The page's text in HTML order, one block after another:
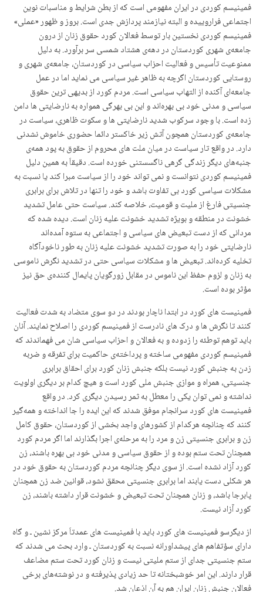
فمینیسم کوردی در ایران مفهومی است که از بطن شرایط و مناسبات نوین
اجتماعی فراروییده و البته نیازمند پردازش جدی است. بروز و ظهور «عملی»
فمینیسم کوردی نخستین بار توسط فعالان کورد حقوق زنان از درون
جامعەی شهری کوردستان در دهەی هشتاد شمسی سر برآورد. به دلیل
ممنوعیت تأسیس و فعالیت احزاب سیاسی در کوردستان، جامعەی شهری و
روستایی کوردستان اگرچە بە ظاهر غیر سیاسی می نماید اما در عمل
جامعەای آکندە از التهاب سیاسی است. مردم کورد از بدیهی ترین حقوق
سیاسی و مدنی خود بی بهرەاند و این بی بهرگی هموارە بە نارضایتی ها دامن
زدە است. با وجود سرکوب شدید نارضایتی ها و سکوت ظاهری، سیاست در
جامعەی کوردستان همچون آتش زیر خاکستر دائما حضوری خاموش نشدنی
دارد. در واقع تار سیاست در میان ملت های محروم از حقوق بە پود همەی
جنبەهای دیگر زندگی گرهی ناگسستنی خوردە است. دقیقاَ بە همین دلیل
فمینیسم کوردی نتوانست و نمی تواند خود را از سیاست مبرا کند یا نسبت بە
مشکلات سیاسی کورد بی تفاوت باشد و خود را تنها در تلاش برای برابری
جنسیتی فارغ از ملیت و قومیت، خلاصە کند. سیاست حتی عامل تشدید
خشونت در منطقە و بویژە تشدید خشونت علیه زنان است. دیدە شدە کە
مردانی کە از دست تبعیض های سیاسی و اجتماعی بە ستوه آمدەاند
نارضایتی خود را به صورت تشدید خشونت علیە زنان به طور ناخودآگاه
تخلیە کردەاند. تبعیض ها و مشکلات سیاسی حتی در تشدید نگرش ناموسی
بە زنان و لزوم حفظ این ناموس در مقابل زورگویان پایمال کنندەی حق نیز
مؤثر بودە است.
فمینیست های کورد در ابتدا ناچار بودند در دو سوی متضاد به شدت فعالیت
کنند تا نگرش ها و درک های نادرست از فمینیسم کوردی را اصلاح نمایند. آنان
باید توهم توطئە را زدودە و بە فعالان و احزاب سیاسی شان می فهماندند کە
فمینیسم کوردی مفهومی ساختە و پرداختەی حاکمیت برای تفرقە و ضربە
زدن بە جنبش کورد نیست بلکە جنبش زنان کورد برای احقاق برابری
جنسیتی، همراه و موازی جنبش ملی کورد است و هیچ کدام بر دیگری اولویت
نداشتە و نمی توان یکی را معطل بە ثمر رسیدن دیگری کرد. در واقع
فمینیست های کورد سرانجام موفق شدند کە این ایدە را جا انداختە و همەگیر
کنند کە چنانچە هرکدام از کشورهای واجد بخشی از کوردستان، حقوق کامل
زن و برابری جنسیتی زن و مرد را بە مرحلەی اجرا بگذارند اما اگر مردم کورد
همچنان تحت ستم بودە و از حقوق سیاسی و مدنی خود بی بهرە باشند، زن
کورد آزاد نشدە است. از سوی دیگر چنانچە مردم کوردستان بە حقوق خود در
هر شکلی دست یابند اما برابری جنسیتی محقق نشود، قوانین ضد زن همچنان
پابرجا باشد، و زنان همچنان تحت تبعیض و خشونت قرار داشتە باشند، زن
کورد آزاد نیست.
از دیگرسو فمینیست های کورد باید با فمینیست های عمدتاَ مرکز نشین ـ و گاه
دارای سؤتفاهم های پیشداورانە نسبت بە کوردستان ـ وارد بحث می شدند کە
ستم جنسیتی جدای از ستم ملیتی نیست و زنان کورد تحت ستم مضاعف
قرار دارند. این امر خوشبختانە تا حد زیادی پذیرفتە و در نوشتەهای برخی